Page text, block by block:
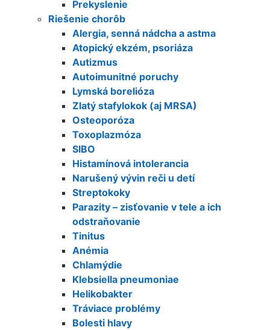
Prekyslenie
Riešenie chorôb
Alergia, senná nádcha a astma
Atopický ekzém, psoriáza
Autizmus
Autoimunitné poruchy
Lymská borelióza
Zlatý stafylokok (aj MRSA)
Osteoporóza
Toxoplazmóza
SIBO
Histamínová intolerancia
Narušený vývin reči u detí
Streptokoky
Parazity – zisťovanie v tele a ich
odstraňovanie
Tinitus
Anémia
Chlamýdie
Klebsiella pneumoniae
Helikobakter
Tráviace problémy
Bolesti hlavy